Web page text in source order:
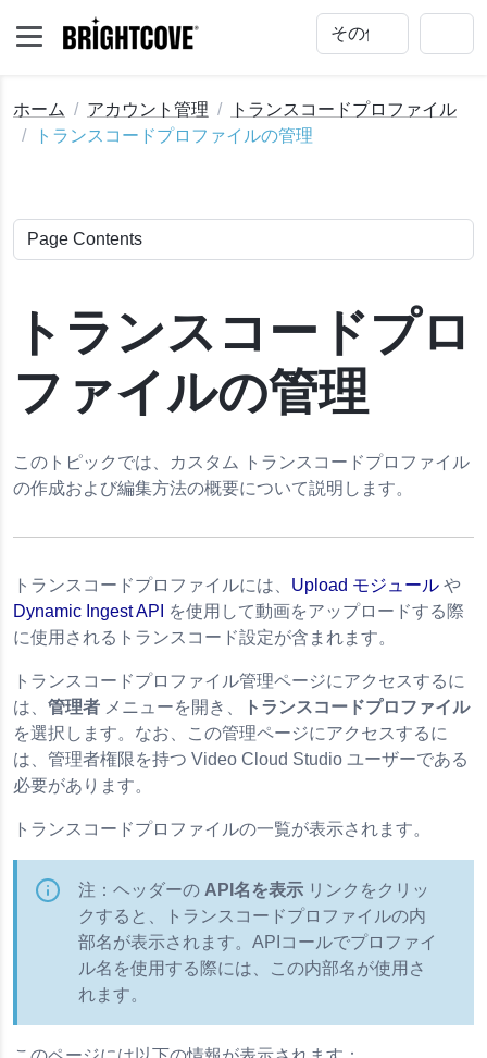
1.0
ロファイルの作成
ランスコードプロファイルの作成
ードプロファイルの作成
ホーム アカウント管理
トランスコードプロファイル
トランスコードプロファイルの管理
トランスコードプロ
ファイルの管理
このトピックでは、カスタム トランスコードプロファイル
の作成および編集方法の概要について説明します。
トランスコードプロファイルには、 Upload モジュール や
Dynamic Ingest API
を使用して動画をアップロードする際
に使用されるトランスコード設定が含まれます。
トランスコードプロファイル管理ページにアクセスするに
は、 管理者 メニューを開き、
トランスコードプロファイル
を選択します。なお、この管理ページにアクセスするに
は、管理者権限を持つ Video Cloud Studio ユーザーである
必要があります。
トランスコードプロファイルの一覧が表示されます。
注：ヘッダーの API名を表示 リンクをクリッ
クすると、トランスコードプロファイルの内
部名が表示されます。APIコールでプロファイ
ル名を使用する際には、この内部名が使用さ
れます。